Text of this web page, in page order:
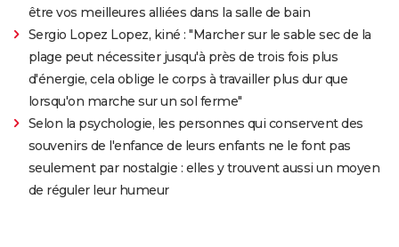
être vos meilleures alliées dans la salle de bain
Sergio Lopez Lopez, kiné : "Marcher sur le sable sec de la
plage peut nécessiter jusqu'à près de trois fois plus
d'énergie, cela oblige le corps à travailler plus dur que
lorsqu'on marche sur un sol ferme"
Selon la psychologie, les personnes qui conservent des
souvenirs de l'enfance de leurs enfants ne le font pas
seulement par nostalgie : elles y trouvent aussi un moyen
de réguler leur humeur